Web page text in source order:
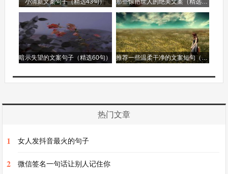
小清新文案句子（精选43句） 那些惊艳世人的绝美文案（精选88句）
暗示失望的文案句子（精选60句） 推荐一些温柔干净的文案短句（精选92句
热门文章
1 女人发抖音最火的句子
2 微信签名一句话让别人记住你